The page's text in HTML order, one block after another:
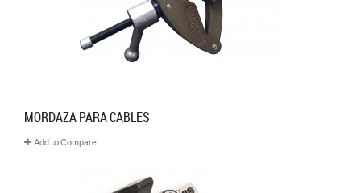
MORDAZA PARA CABLES
Add to Compare